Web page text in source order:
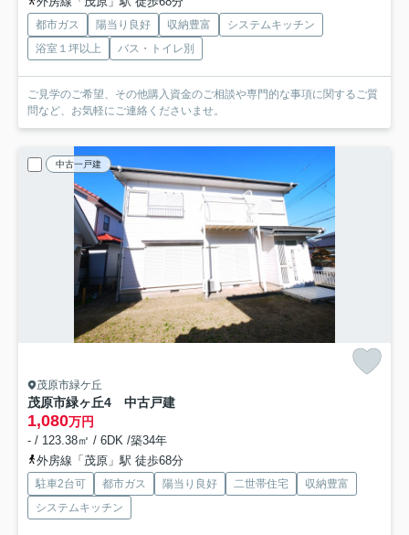
都市ガス 陽当り良好 収納豊富
システムキッチン
浴室１坪以上
バス・トイレ別
ご見学のご希望、その他購入資金のご相談や専門的な事項に関するご質
問など、お気軽にご連絡くださいませ。
中古一戸建
茂原市緑ケ丘
茂原市緑ヶ丘4 中古戸建
1,080万円
- / 123.38㎡ / 6DK /築34年
外房線「茂原」駅 徒歩68分
駐車2台可 都市ガス 陽当り良好 二世帯住宅
収納豊富
システムキッチン